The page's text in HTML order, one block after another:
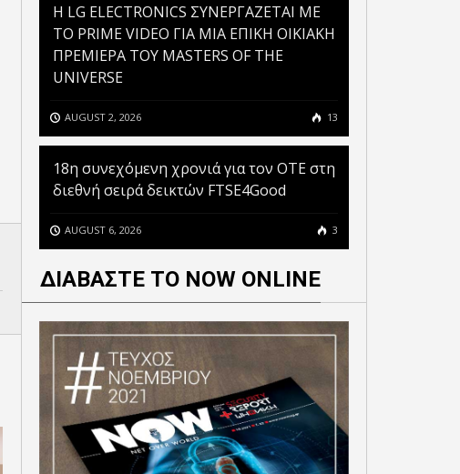
H LG ELECTRONICS ΣΥΝΕΡΓΑΖΕΤΑΙ ΜΕ
ΤΟ PRIME VIDEO ΓΙΑ ΜΙΑ ΕΠΙΚΗ ΟΙΚΙΑΚΗ
ΠΡΕΜΙΕΡΑ ΤΟΥ MASTERS OF THE
UNIVERSE
AUGUST 2, 2026 13
18η συνεχόμενη χρονιά για τον ΟΤΕ στη
διεθνή σειρά δεικτών FTSE4Good
AUGUST 6, 2026 3
ΔΙΑΒΑΣΤΕ ΤΟ NOW ONLINE